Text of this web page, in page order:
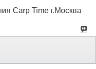
Carp Time г.Москва